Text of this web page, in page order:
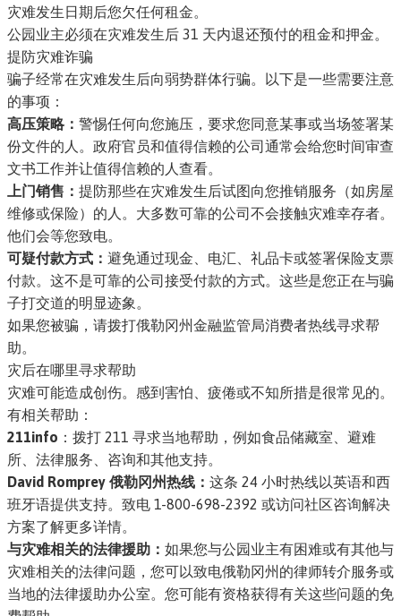
灾难发生日期后您欠任何租金。
公园业主必须在灾难发生后 31 天内退还预付的租金和押金。
提防灾难诈骗
骗子经常在灾难发生后向弱势群体行骗。以下是一些需要注意
的事项：
高压策略： 警惕任何向您施压，要求您同意某事或当场签署某
份文件的人。政府官员和值得信赖的公司通常会给您时间审查
文书工作并让值得信赖的人查看。
上门销售： 提防那些在灾难发生后试图向您推销服务（如房屋
维修或保险）的人。大多数可靠的公司不会接触灾难幸存者。
他们会等您致电。
可疑付款方式： 避免通过现金、电汇、礼品卡或签署保险支票
付款。这不是可靠的公司接受付款的方式。这些是您正在与骗
子打交道的明显迹象。
如果您被骗，请拨打俄勒冈州金融监管局消费者热线寻求帮
助。
灾后在哪里寻求帮助
灾难可能造成创伤。感到害怕、疲倦或不知所措是很常见的。
有相关帮助：
211info ：拨打 211 寻求当地帮助，例如食品储藏室、避难
所、法律服务、咨询和其他支持。
David Romprey 俄勒冈州热线： 这条 24 小时热线以英语和西
班牙语提供支持。致电 1-800-698-2392 或访问社区咨询解决
方案了解更多详情。
与灾难相关的法律援助： 如果您与公园业主有困难或有其他与
灾难相关的法律问题，您可以致电俄勒冈州的律师转介服务或
当地的法律援助办公室。您可能有资格获得有关这些问题的免